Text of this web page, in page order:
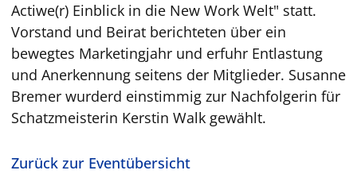
Actiwe(r) Einblick in die New Work Welt" statt.
Vorstand und Beirat berichteten über ein
bewegtes Marketingjahr und erfuhr Entlastung
und Anerkennung seitens der Mitglieder. Susanne
Bremer wurderd einstimmig zur Nachfolgerin für
Schatzmeisterin Kerstin Walk gewählt.
Zurück zur Eventübersicht